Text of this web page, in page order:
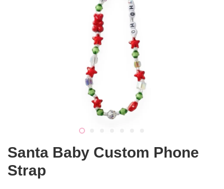
Santa Baby Custom Phone
Strap